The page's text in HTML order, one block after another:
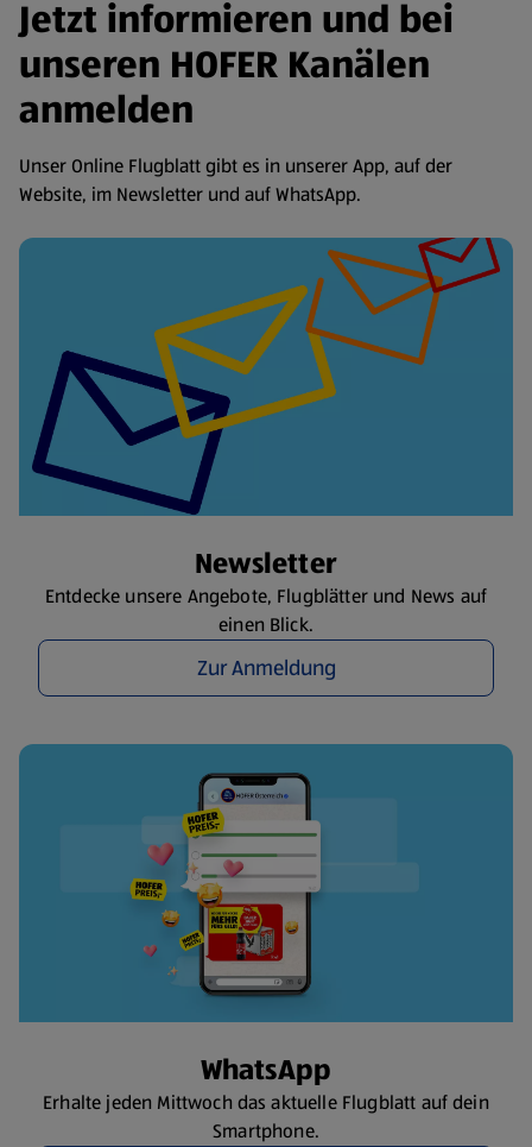
Jetzt informieren und bei
unseren HOFER Kanälen
anmelden
Unser Online Flugblatt gibt es in unserer App, auf der
Website, im Newsletter und auf WhatsApp.
Newsletter
Entdecke unsere Angebote, Flugblätter und News auf
einen Blick.
Zur Anmeldung
WhatsApp
Erhalte jeden Mittwoch das aktuelle Flugblatt auf dein
Smartphone.